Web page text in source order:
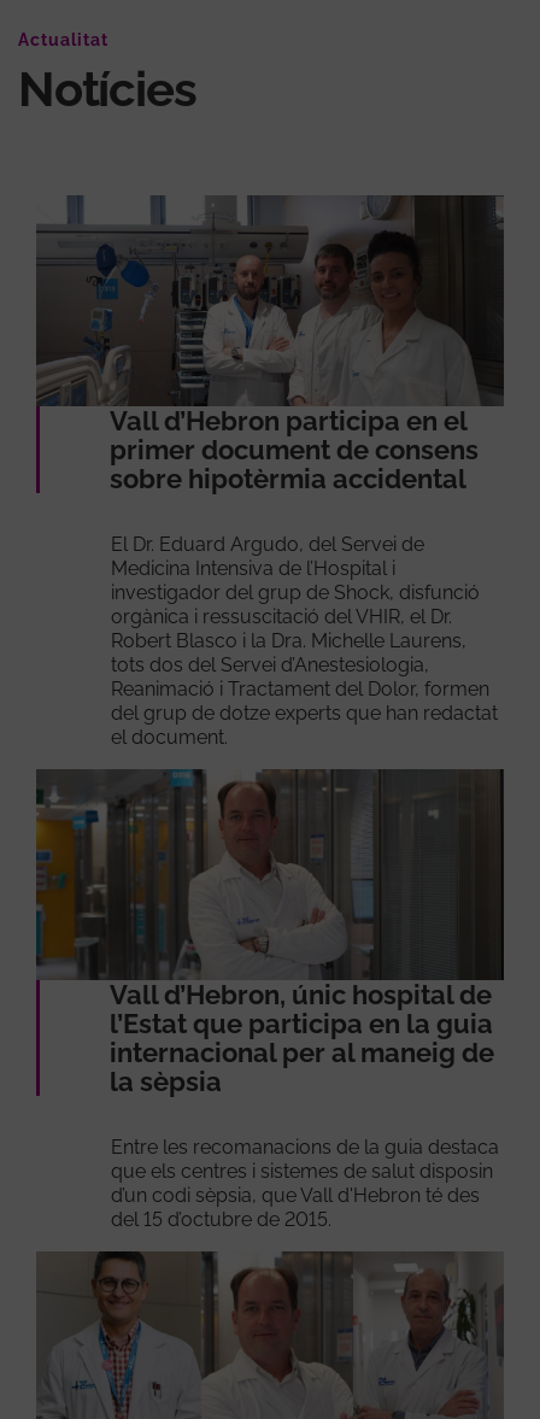
Actualitat
Notícies
Vall d’Hebron participa en el
primer document de consens
sobre hipotèrmia accidental
El Dr. Eduard Argudo, del Servei de
Medicina Intensiva de l’Hospital i
investigador del grup de Shock, disfunció
orgànica i ressuscitació del VHIR, el Dr.
Robert Blasco i la Dra. Michelle Laurens,
tots dos del Servei d’Anestesiologia,
Reanimació i Tractament del Dolor, formen
del grup de dotze experts que han redactat
el document.
Vall d’Hebron, únic hospital de
l’Estat que participa en la guia
internacional per al maneig de
la sèpsia
Entre les recomanacions de la guia destaca
que els centres i sistemes de salut disposin
d’un codi sèpsia, que Vall d'Hebron té des
del 15 d’octubre de 2015.